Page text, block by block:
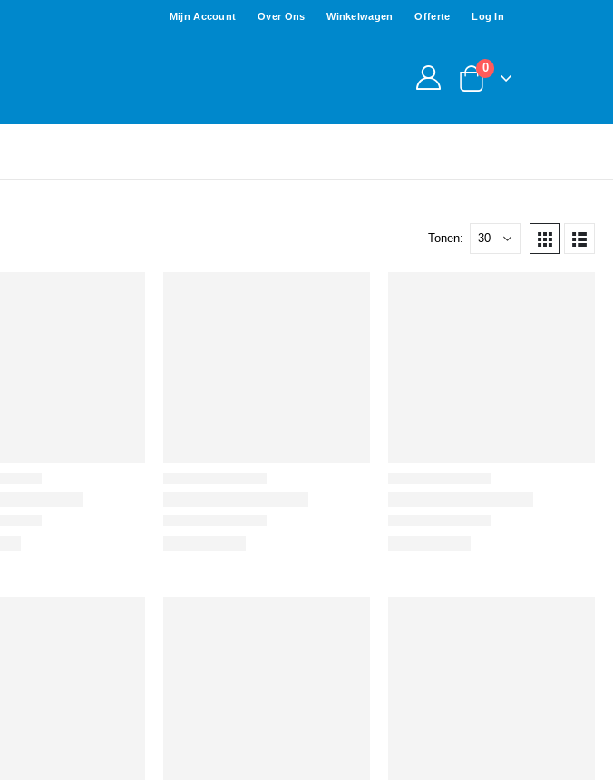
Mijn Account Over Ons Winkelwagen Offerte Log In
0
Tonen: